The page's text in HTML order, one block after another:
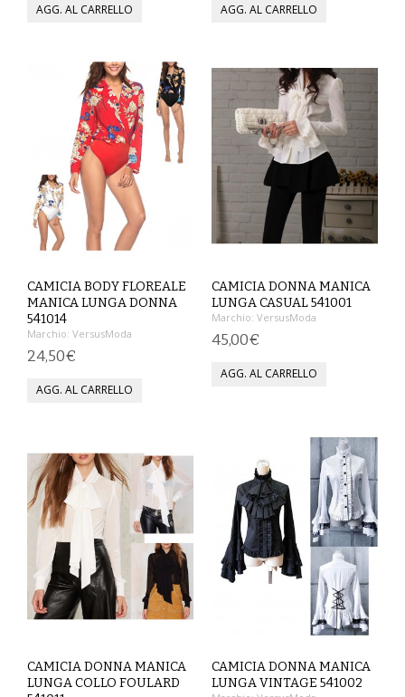
GIACCHE E CAPPOTTI
PANTALONI
PIGIAMI
SCUOLA
TOP
TUTE E FELPE
TUTE PANTALONI
VESTITI
CAFTANI
CAMICIE
CAPISPALLA
CARNEVALE
COSTUMI E COPRICOSTUMI
GONNE
CAMICIA BODY FLOREALE
MANICA LUNGA DONNA
541014
Marchio: VersusModa
24,50€
CAMICIA DONNA MANICA
LUNGA CASUAL 541001
Marchio: VersusModa
45,00€
CAMICIA DONNA MANICA
LUNGA COLLO FOULARD
CAMICIA DONNA MANICA
LUNGA VINTAGE 541002